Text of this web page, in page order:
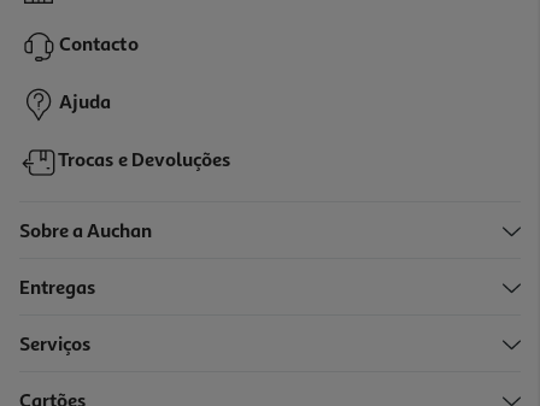
0,95 €
-14%
Contacto
Ajuda
Trocas e Devoluções
Sobre a Auchan
Entregas
Serviços
Cartões